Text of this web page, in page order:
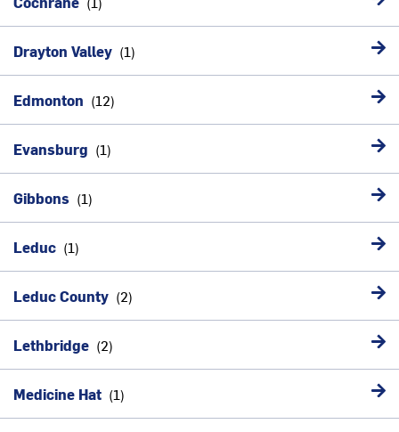
Drayton Valley
Edmonton
Evansburg
Gibbons
Leduc
Leduc County
Lethbridge
Medicine Hat